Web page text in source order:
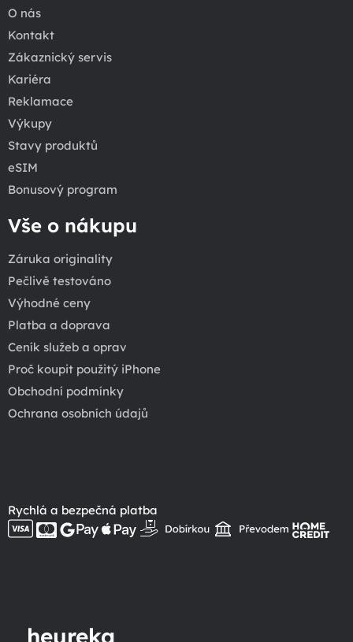
O nás
Kontakt
Zákaznický servis
Kariéra
Reklamace
Výkupy
Stavy produktů
eSIM
Bonusový program
Vše o nákupu
Záruka originality
Pečlivě testováno
Výhodné ceny
Platba a doprava
Ceník služeb a oprav
Proč koupit použitý iPhone
Obchodní podmínky
Ochrana osobních údajů
Rychlá a bezpečná platba
heureka